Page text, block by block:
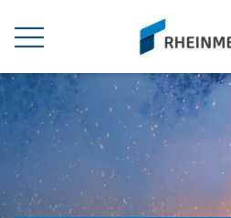
MENÜ
siteLogo